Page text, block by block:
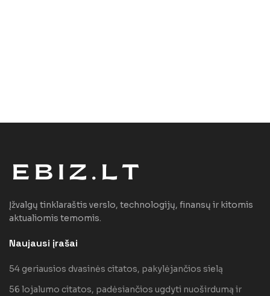
Įžvalgų tinklaraštis verslo, technologijų, finansų ir kitomis
aktualiomis temomis.
Naujausi įrašai
54 geriausios dvasinės citatos, pakylėjančios sielą
56 lojalumo citatos, padėsiančios ugdyti nuoširdumą ir